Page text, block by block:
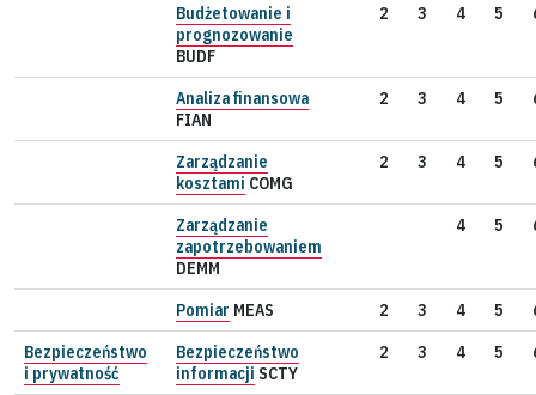
Budżetowanie i
prognozowanie
BUDF
2 3 4 5
Analiza finansowa
FIAN
2 3 4 5
Zarządzanie
kosztami COMG
2 3 4 5
Zarządzanie
zapotrzebowaniem
DEMM
4 5
Pomiar MEAS 2 3 4 5
Bezpieczeństwo
i prywatność
Bezpieczeństwo
informacji SCTY
2 3 4 5